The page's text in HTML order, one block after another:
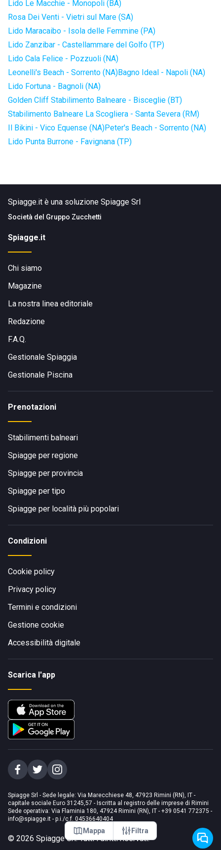
Mappa Filtra
Lido Le Macchie - Monopoli (BA)
Rosa Dei Venti - Vietri sul Mare (SA)
Lido Maracaibo - Isola delle Femmine (PA)
Lido Zanzibar - Castellammare del Golfo (TP)
Lido Cala Felice - Pozzuoli (NA)
Leonelli's Beach - Sorrento (NA)Bagno Ideal - Napoli (NA)
Lido Fortuna - Bagnoli (NA)
Golden Cliff Stabilimento Balneare - Bisceglie (BT)
Stabilimento Balneare La Scogliera - Santa Severa (RM)
Il Bikini - Vico Equense (NA)Peter's Beach - Sorrento (NA)
Lido Punta Burrone - Favignana (TP)
Spiagge.it è una soluzione Spiagge Srl
Società del Gruppo Zucchetti
Spiagge.it
Chi siamo
Magazine
La nostra linea editoriale
Redazione
F.A.Q.
Gestionale Spiaggia
Gestionale Piscina
Prenotazioni
Stabilimenti balneari
Spiagge per regione
Spiagge per provincia
Spiagge per tipo
Spiagge per località più popolari
Condizioni
Cookie policy
Privacy policy
Termini e condizioni
Gestione cookie
Accessibilità digitale
Scarica l'app
Spiagge Srl - Sede legale: Via Marecchiese 48, 47923 Rimini (RN), IT -
capitale sociale Euro 31245,57 - Iscritta al registro delle imprese di Rimini
Sede operativa: Via Flaminia 180, 47924 Rimini (RN), IT - +39 0541 772375 -
info@spiagge.it - p.i./c.f. 04536640404
© 2026 Spiagge Srl. Tutti i diritti riservati.